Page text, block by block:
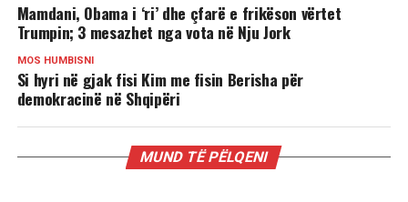
Mamdani, Obama i ‘ri’ dhe çfarë e frikëson vërtet
Trumpin; 3 mesazhet nga vota në Nju Jork
MOS HUMBISNI
Si hyri në gjak fisi Kim me fisin Berisha për
demokracinë në Shqipëri
MUND TË PËLQENI